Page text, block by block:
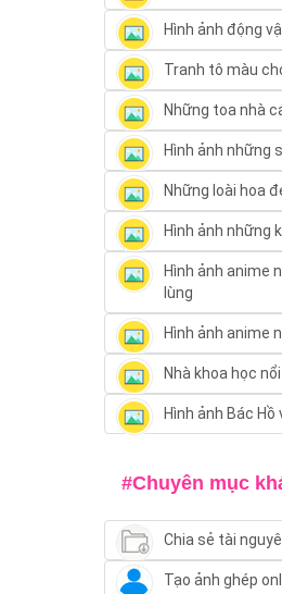
Hình ảnh động
Tranh tô màu
Những toa nhà
Hình ảnh những
Những loài hoa
Hình ảnh những
Hình ảnh anime
lùng
Hình ảnh anime
Nhà khoa học
Hình ảnh Bác Hồ
#Chuyên mục
Chia sẻ tài
Tạo ảnh ghép